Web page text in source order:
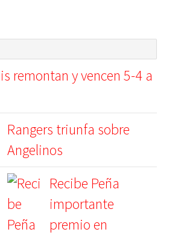
remontan y vencen 5-4 a
Rangers triunfa sobre
Angelinos
Recibe Peña
importante
premio en